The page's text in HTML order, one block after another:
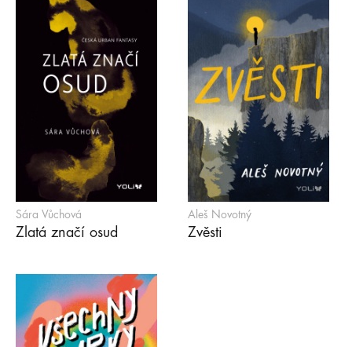
Sára Vůchová
Zlatá značí osud
Aleš Novotný
Zvěsti